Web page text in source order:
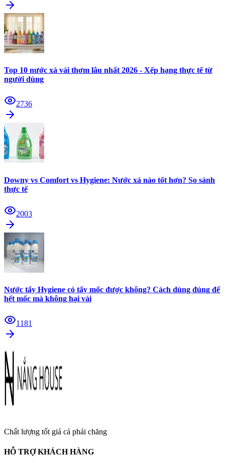
Top 10 nước xả vải thơm lâu nhất 2026 - Xếp hạng thực tế từ
người dùng
2736
Downy vs Comfort vs Hygiene: Nước xả nào tốt hơn? So sánh
thực tế
2003
Nước tẩy Hygiene có tẩy mốc được không? Cách dùng đúng để
hết mốc mà không hại vải
1181
Chất lượng tốt giá cả phải chăng
HỖ TRỢ KHÁCH HÀNG